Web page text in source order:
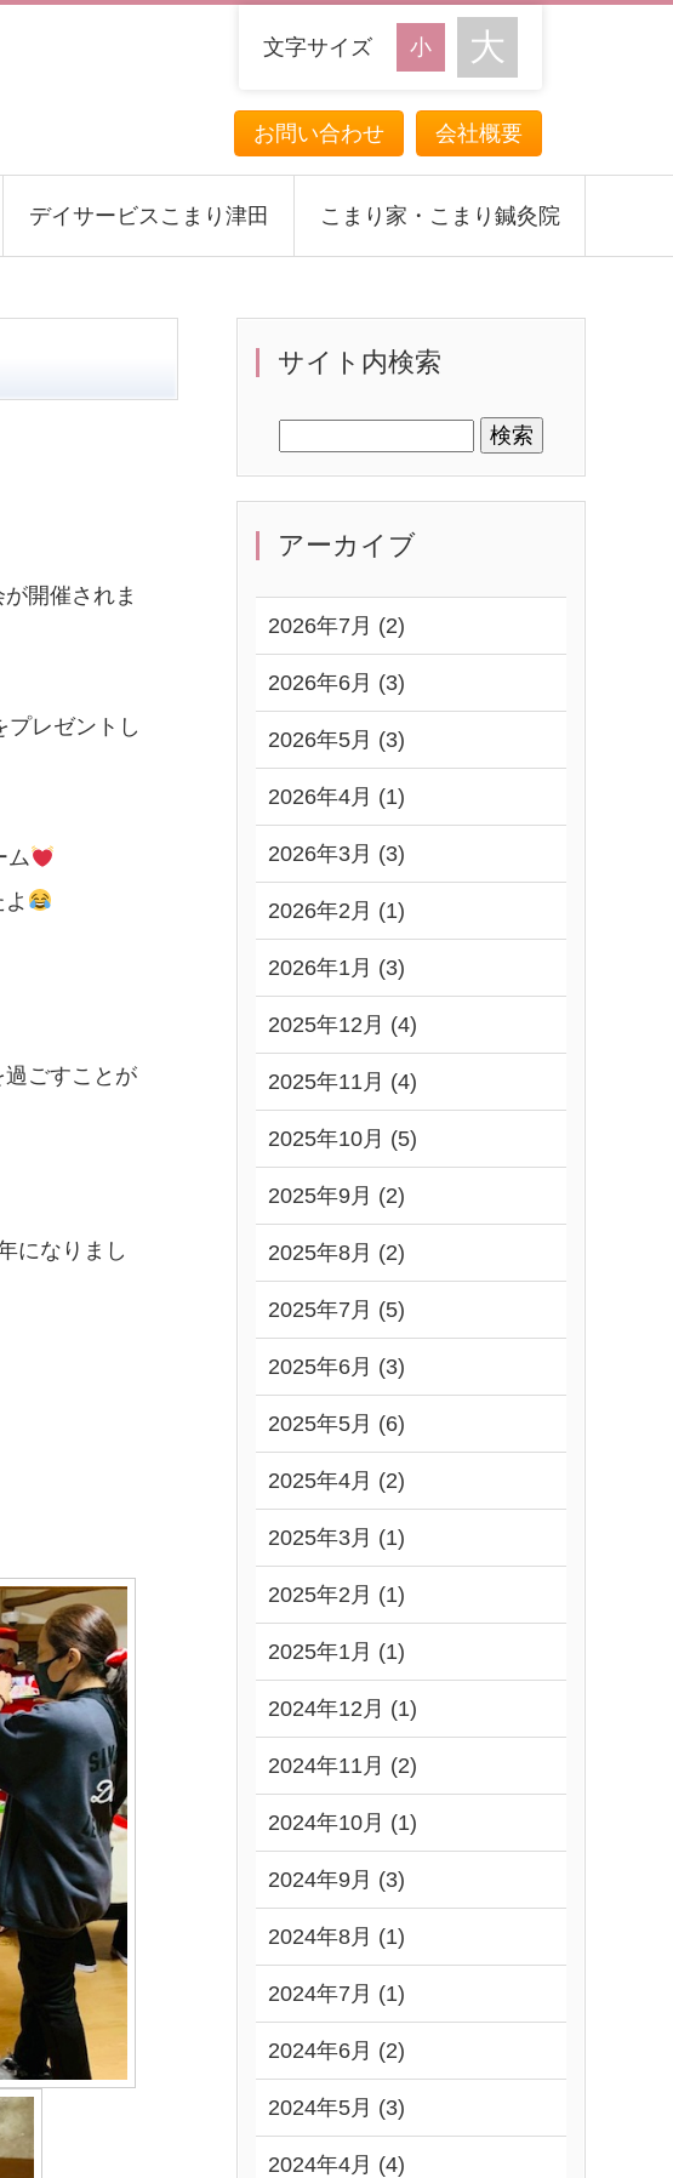
お問い合わせ 会社概要
文字サイズ
デイサービスこまり津田 こまり家・こまり鍼灸院
開催されま
プレゼントし
ム
ごすことが
になりまし
サイト内検索
アーカイブ
2026年7月 (2)
2026年6月 (3)
2026年5月 (3)
2026年4月 (1)
2026年3月 (3)
2026年2月 (1)
2026年1月 (3)
2025年12月 (4)
2025年11月 (4)
2025年10月 (5)
2025年9月 (2)
2025年8月 (2)
2025年7月 (5)
2025年6月 (3)
2025年5月 (6)
2025年4月 (2)
2025年3月 (1)
2025年2月 (1)
2025年1月 (1)
2024年12月 (1)
2024年11月 (2)
2024年10月 (1)
2024年9月 (3)
2024年8月 (1)
2024年7月 (1)
2024年6月 (2)
2024年5月 (3)
2024年4月 (4)